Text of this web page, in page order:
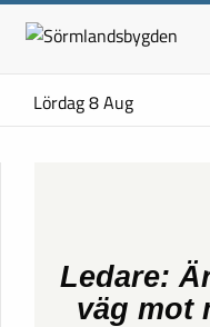
Lördag 8 Aug
Ledare:
väg mot